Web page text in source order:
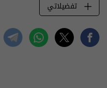
تفضيلاتي